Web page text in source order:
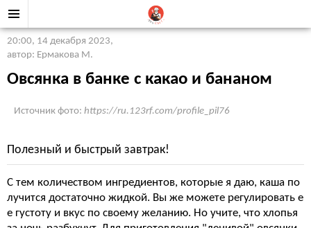
20:00, 14 декабря 2023,
автор: Ермакова М.
Овсянка в банке с какао и бананом
Источник фото: https://ru.123rf.com/profile_pil76
Полезный и быстрый завтрак!
С тем количеством ингредиентов, которые я даю, каша по
лучится достаточно жидкой. Вы же можете регулировать е
е густоту и вкус по своему желанию. Но учите, что хлопья